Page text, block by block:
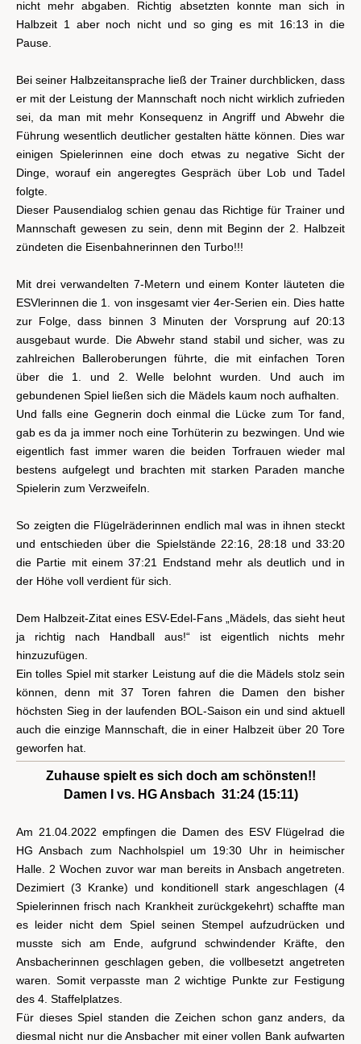
nicht mehr abgaben. Richtig absetzten konnte man sich in
Halbzeit 1 aber noch nicht und so ging es mit 16:13 in die
Pause.
Bei seiner Halbzeitansprache ließ der Trainer durchblicken, dass
er mit der Leistung der Mannschaft noch nicht wirklich zufrieden
sei, da man mit mehr Konsequenz in Angriff und Abwehr die
Führung wesentlich deutlicher gestalten hätte können. Dies war
einigen Spielerinnen eine doch etwas zu negative Sicht der
Dinge, worauf ein angeregtes Gespräch über Lob und Tadel
folgte.
Dieser Pausendialog schien genau das Richtige für Trainer und
Mannschaft gewesen zu sein, denn mit Beginn der 2. Halbzeit
zündeten die Eisenbahnerinnen den Turbo!!!
Mit drei verwandelten 7-Metern und einem Konter läuteten die
ESVlerinnen die 1. von insgesamt vier 4er-Serien ein. Dies hatte
zur Folge, dass binnen 3 Minuten der Vorsprung auf 20:13
ausgebaut wurde. Die Abwehr stand stabil und sicher, was zu
zahlreichen Balleroberungen führte, die mit einfachen Toren
über die 1. und 2. Welle belohnt wurden. Und auch im
gebundenen Spiel ließen sich die Mädels kaum noch aufhalten.
Und falls eine Gegnerin doch einmal die Lücke zum Tor fand,
gab es da ja immer noch eine Torhüterin zu bezwingen. Und wie
eigentlich fast immer waren die beiden Torfrauen wieder mal
bestens aufgelegt und brachten mit starken Paraden manche
Spielerin zum Verzweifeln.
So zeigten die Flügelräderinnen endlich mal was in ihnen steckt
und entschieden über die Spielstände 22:16, 28:18 und 33:20
die Partie mit einem 37:21 Endstand mehr als deutlich und in
der Höhe voll verdient für sich.
Dem Halbzeit-Zitat eines ESV-Edel-Fans „Mädels, das sieht heut
ja richtig nach Handball aus!“ ist eigentlich nichts mehr
hinzuzufügen.
Ein tolles Spiel mit starker Leistung auf die die Mädels stolz sein
können, denn mit 37 Toren fahren die Damen den bisher
höchsten Sieg in der laufenden BOL-Saison ein und sind aktuell
auch die einzige Mannschaft, die in einer Halbzeit über 20 Tore
geworfen hat.
Zuhause spielt es sich doch am schönsten!!
Damen I vs. HG Ansbach 31:24 (15:11)
Am 21.04.2022 empfingen die Damen des ESV Flügelrad die
HG Ansbach zum Nachholspiel um 19:30 Uhr in heimischer
Halle. 2 Wochen zuvor war man bereits in Ansbach angetreten.
Dezimiert (3 Kranke) und konditionell stark angeschlagen (4
Spielerinnen frisch nach Krankheit zurückgekehrt) schaffte man
es leider nicht dem Spiel seinen Stempel aufzudrücken und
musste sich am Ende, aufgrund schwindender Kräfte, den
Ansbacherinnen geschlagen geben, die vollbesetzt angetreten
waren. Somit verpasste man 2 wichtige Punkte zur Festigung
des 4. Staffelplatzes.
Für dieses Spiel standen die Zeichen schon ganz anders, da
diesmal nicht nur die Ansbacher mit einer vollen Bank aufwarten